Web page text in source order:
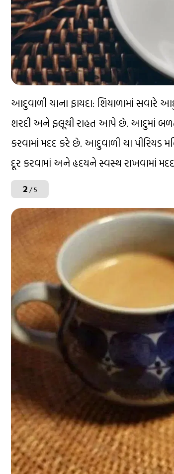
આદુવાળી ચાના ફાયદા: શિયાળામાં સવારે
શરદી અને ફ્લૂથી રાહત આપે છે. આદુમાં
કરવામાં મદદ કરે છે. આદુવાળી ચા
દૂર કરવામાં અને હૃદયને સ્વસ્થ રાખવામાં
2/ 5